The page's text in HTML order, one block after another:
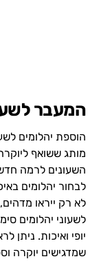
המעבר
הוספת יהלומים
מותג ששואף
השעונים לרמה
לבחור יהלומים
לא רק ייראו
לשעוני יהלומים
יופי ואיכות. ניתן
שמדגישים יוקרה